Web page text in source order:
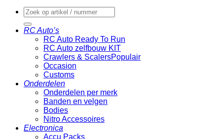
Zoeken
naar:
RC Auto’s
RC Auto Ready To Run
RC Auto zelfbouw KIT
Crawlers & Scalers
Occasion
Customs
Onderdelen
Onderdelen per merk
Banden en velgen
Bodies
Nitro Accessoires
Electronica
Accu Packs